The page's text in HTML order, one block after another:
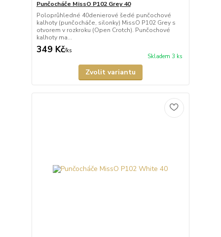
Punčocháče MissO P102 Grey 40
Poloprůhledné 40denierové šedé punčochové
kalhoty (punčocháče, silonky) MissO P102 Grey s
otvorem v rozkroku (Open Crotch). Punčochové
kalhoty ma...
349 Kč/ks
Skladem 3 ks
Zvolit variantu